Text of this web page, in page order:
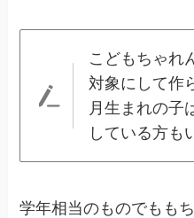
こどもちゃれ
対象にして作
月生まれの子
している方も
学年相当のものでもも